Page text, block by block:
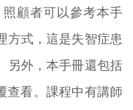
顧者可以參考本手
方式，這是失智症患
另外，本手冊還包括
查看。課程中有講師